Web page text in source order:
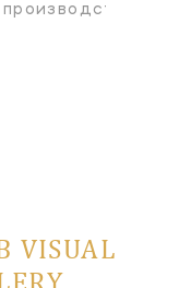
VISUAL